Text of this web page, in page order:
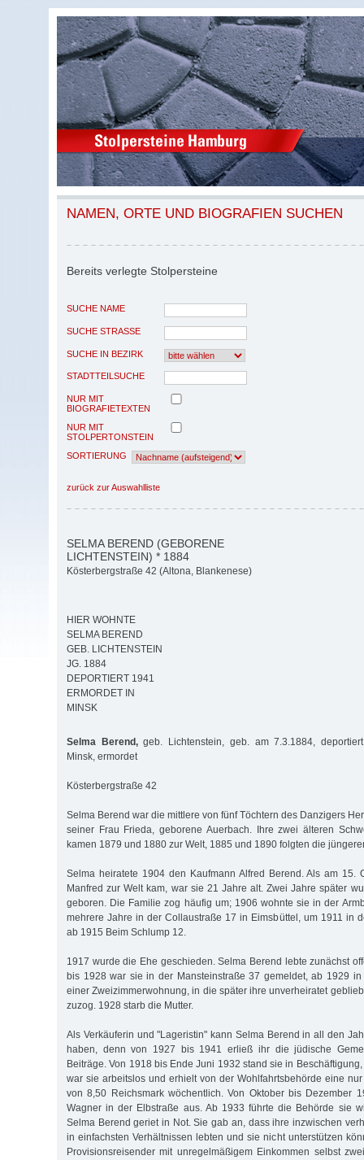
NAMEN, ORTE UND BIOGRAFIEN SUCHEN
Bereits verlegte Stolpersteine
SUCHE NAME
SUCHE STRASSE
SUCHE IN BEZIRK
STADTTEILSUCHE
NUR MIT
BIOGRAFIETEXTEN
NUR MIT
STOLPERTONSTEIN
SORTIERUNG
zurück zur Auswahlliste
SELMA BEREND (GEBORENE
LICHTENSTEIN) * 1884
Kösterbergstraße 42 (Altona, Blankenese)
HIER WOHNTE
SELMA BEREND
GEB. LICHTENSTEIN
JG. 1884
DEPORTIERT 1941
ERMORDET IN
MINSK
Selma Berend,geb. Lichtenstein, geb. am 7.3.1884,
Minsk, ermordet
Kösterbergstraße 42
Selma Berend war die mittlere von fünf Töchtern des Danzigers
seiner Frau Frieda, geborene Auerbach. Ihre zwei älteren
kamen 1879 und 1880 zur Welt, 1885 und 1890 folgten die
Selma heiratete 1904 den Kaufmann Alfred Berend. Als am 15.
Manfred zur Welt kam, war sie 21 Jahre alt. Zwei Jahre später
geboren. Die Familie zog häufig um; 1906 wohnte sie in der
mehrere Jahre in der Collaustraße 17 in Eimsbüttel, um 1911 in
ab 1915 Beim Schlump 12.
1917 wurde die Ehe geschieden. Selma Berend lebte zunächst
bis 1928 war sie in der Mansteinstraße 37 gemeldet, ab 1929
einer Zweizimmerwohnung, in die später ihre unverheiratet
zuzog. 1928 starb die Mutter.
Als Verkäuferin und "Lageristin" kann Selma Berend in all den
haben, denn von 1927 bis 1941 erließ ihr die jüdische
Beiträge. Von 1918 bis Ende Juni 1932 stand sie in
war sie arbeitslos und erhielt von der Wohlfahrtsbehörde eine
von 8,50 Reichsmark wöchentlich. Von Oktober bis Dezember
Wagner in der Elbstraße aus. Ab 1933 führte die Behörde sie
Selma Berend geriet in Not. Sie gab an, dass ihre inzwischen
in einfachsten Verhältnissen lebten und sie nicht unterstützen
Provisionsreisender mit unregelmäßigem Einkommen selbst